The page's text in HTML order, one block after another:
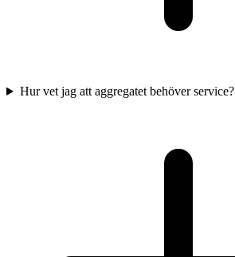
Hur vet jag att aggregatet behöver service?